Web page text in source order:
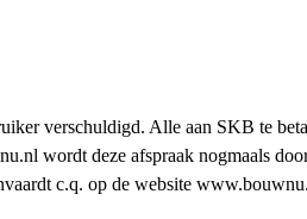
verschuldigd. Alle aan SKB te
wordt deze afspraak nogmaals
c.q. op de website